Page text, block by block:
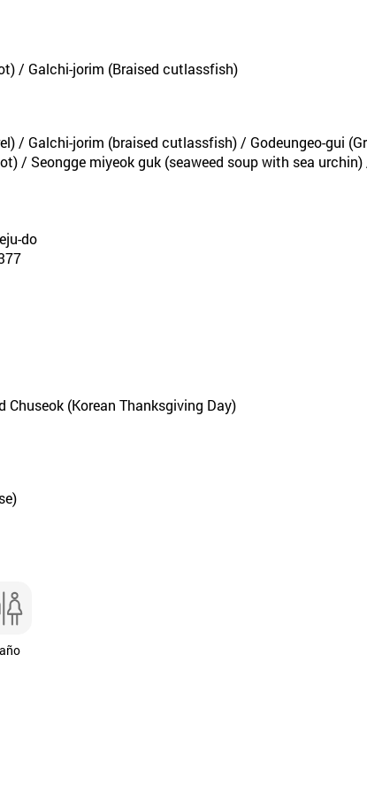
/ Galchi-jorim (Braised cutlassfish)
/ Galchi-jorim (braised cutlassfish) / Godeungeo-gui
/ Seongge miyeok guk (seaweed soup with sea
do
Chuseok (Korean Thanksgiving Day)